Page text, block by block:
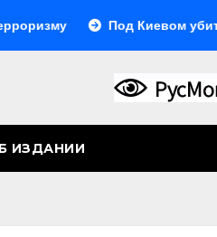
Под Киевом убиты
ИЗДАНИИ